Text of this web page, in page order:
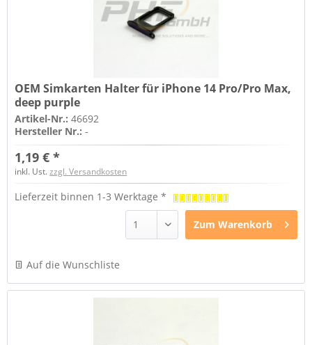
OEM Simkarten Halter für iPhone 14 Pro/Pro Max,
deep purple
Artikel-Nr.:46692
Hersteller Nr.:-
1,19 € *
inkl. Ust.zzgl. Versandkosten
Lieferzeit binnen 1-3 Werktage *
Zum Warenkorb
Auf die Wunschliste